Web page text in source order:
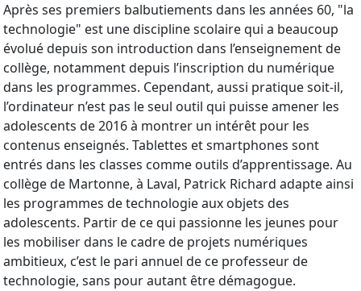
Après ses premiers balbutiements dans les années 60, "la
technologie" est une discipline scolaire qui a beaucoup
évolué depuis son introduction dans l’enseignement de
collège, notamment depuis l’inscription du numérique
dans les programmes. Cependant, aussi pratique soit-il,
l’ordinateur n’est pas le seul outil qui puisse amener les
adolescents de 2016 à montrer un intérêt pour les
contenus enseignés. Tablettes et smartphones sont
entrés dans les classes comme outils d’apprentissage. Au
collège de Martonne, à Laval, Patrick Richard adapte ainsi
les programmes de technologie aux objets des
adolescents. Partir de ce qui passionne les jeunes pour
les mobiliser dans le cadre de projets numériques
ambitieux, c’est le pari annuel de ce professeur de
technologie, sans pour autant être démagogue.